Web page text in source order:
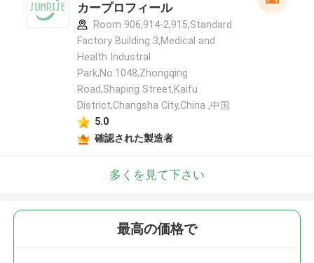
カープロフィール
Room 906,914-2,915,Standard
Factory Building 3,Medical and
Health Industral
Park,No.1048,Zhongqing
Road,Shaping Street,Kaifu
District,Changsha City,China ,中国
5.0
確認された製造者
多くを見て下さい
最高の価格で